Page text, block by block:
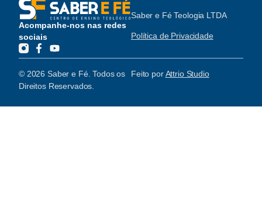
Acompanhe-nos nas redes
sociais
Saber e Fé Teologia LTDA
Política de Privacidade
© 2026 Saber e Fé. Todos os
Direitos Reservados.
Feito porAttrio Studio